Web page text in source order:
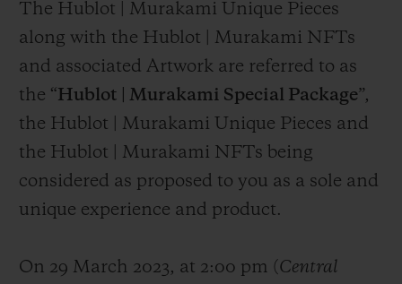
The Hublot | Murakami Unique Pieces
along with the Hublot | Murakami NFTs
and associated Artwork are referred to as
the “Hublot | Murakami Special Package”,
the Hublot | Murakami Unique Pieces and
the Hublot | Murakami NFTs being
considered as proposed to you as a sole and
unique experience and product.
On 29 March 2023, at 2:00 pm (Central